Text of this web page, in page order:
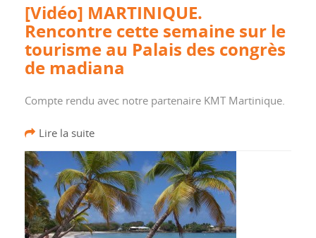
[Vidéo] MARTINIQUE.
Rencontre cette semaine sur le
tourisme au Palais des congrès
de madiana
Compte rendu avec notre partenaire KMT Martinique.
Lire la suite